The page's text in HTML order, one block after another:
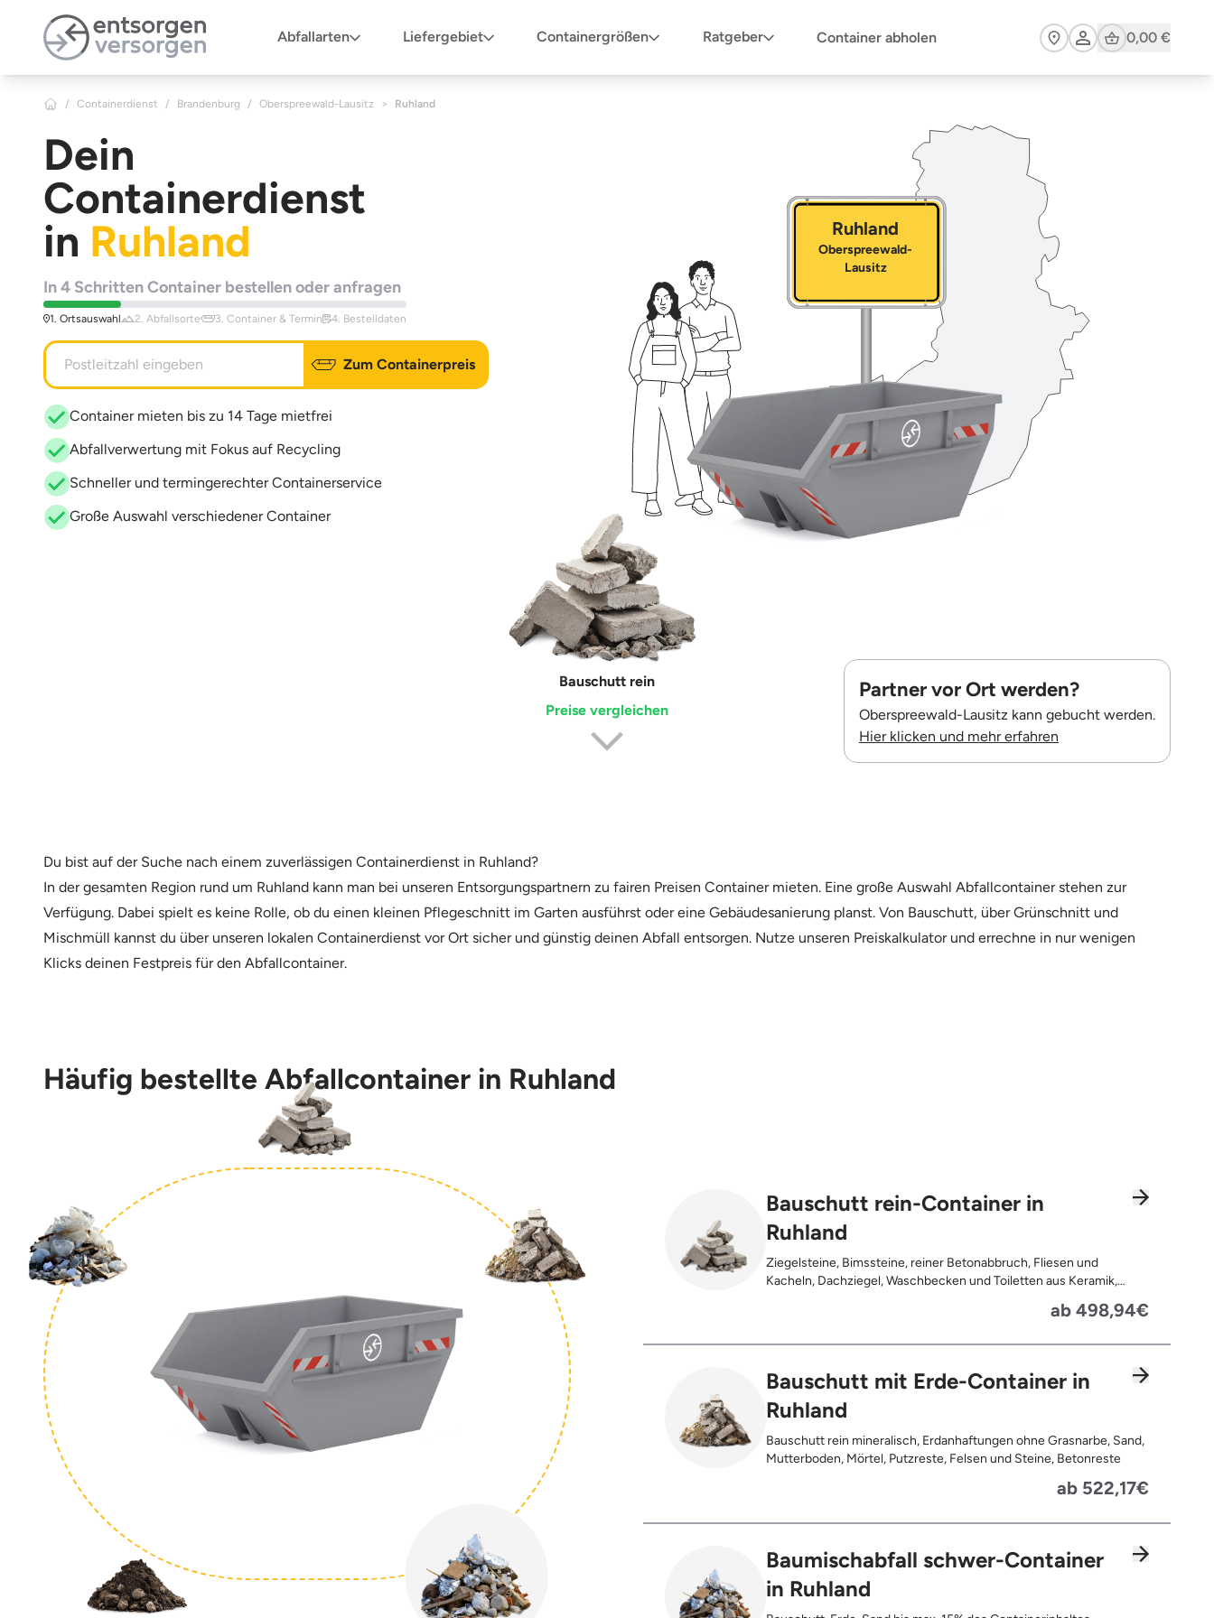
Abfallarten
Liefergebiet Containergrößen Ratgeber Container abholen Cart0,00 €
/ Containerdienst / Brandenburg / Oberspreewald-Lausitz > Ruhland
Dein
Containerdienst
in Ruhland
In 4 Schritten Container bestellen oder anfragen
1. Ortsauswahl 2. Abfallsorte 3. Container & Termin 4. Bestelldaten
Zum Containerpreis
Container mieten bis zu 14 Tage mietfrei
Abfallverwertung mit Fokus auf Recycling
Schneller und termingerechter Containerservice
Große Auswahl verschiedener Container
Ruhland
Oberspreewald-
Lausitz
Erdaushub
Preise vergleichen
Partner vor Ort werden?
Oberspreewald-Lausitz kann gebucht werden.
Hier klicken und mehr erfahren
Du bist auf der Suche nach einem zuverlässigen Containerdienst in Ruhland?
In der gesamten Region rund um Ruhland kann man bei unseren Entsorgungspartnern zu fairen Preisen Container mieten. Eine große Auswahl Abfallcontainer stehen zur
Verfügung. Dabei spielt es keine Rolle, ob du einen kleinen Pflegeschnitt im Garten ausführst oder eine Gebäudesanierung planst. Von Bauschutt, über Grünschnitt und
Mischmüll kannst du über unseren lokalen Containerdienst vor Ort sicher und günstig deinen Abfall entsorgen. Nutze unseren Preiskalkulator und errechne in nur wenigen
Klicks deinen Festpreis für den Abfallcontainer.
Häufig bestellte Abfallcontainer in Ruhland
Bauschutt rein-Container in
Ruhland
Ziegelsteine, Bimssteine, reiner Betonabbruch, Fliesen und
Kacheln, Dachziegel, Waschbecken und Toiletten aus Keramik,
ab 498,94€
Bauschutt mit Erde-Container in
Ruhland
Bauschutt rein mineralisch, Erdanhaftungen ohne Grasnarbe, Sand,
Mutterboden, Mörtel, Putzreste, Felsen und Steine, Betonreste
ab 522,17€
Baumischabfall schwer-Container
in Ruhland